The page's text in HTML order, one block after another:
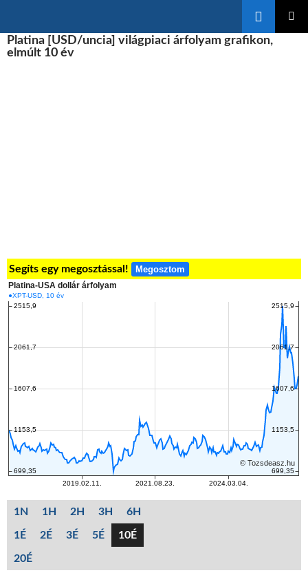
A
TARTALOMBA
Platina [USD/uncia] világpiaci árfolyam grafikon,
elmúlt 10 év
Segíts egy megosztással! Megosztom
1N 1H 2H 3H 6H
1É 2É 3É 5É 10É
20É